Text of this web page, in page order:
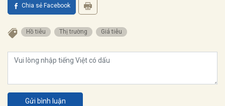
Chia sẻ Facebook
Hồ tiêu Thị trường Giá tiêu
Gửi bình luận